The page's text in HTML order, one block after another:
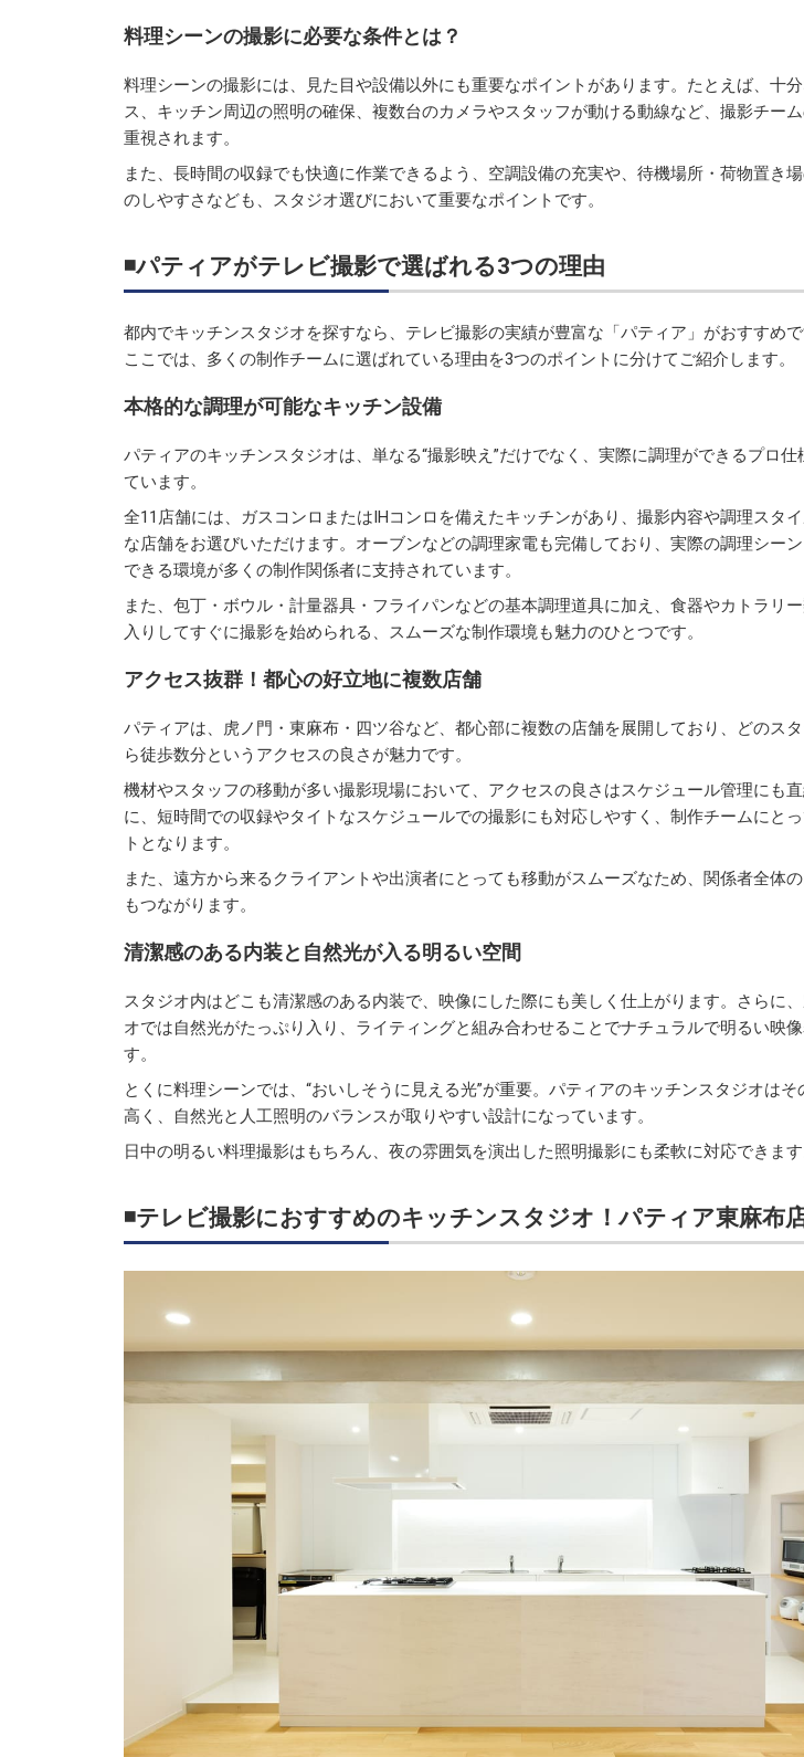
料理シーンの撮影に必要な条件とは？
料理シーンの撮影には、見た目や設備以外にも重要なポイントがあります。たとえば、十
ス、キッチン周辺の照明の確保、複数台のカメラやスタッフが動ける動線など、撮影チー
重視されます。
また、長時間の収録でも快適に作業できるよう、空調設備の充実や、待機場所・荷物置き
のしやすさなども、スタジオ選びにおいて重要なポイントです。
◾️パティアがテレビ撮影で選ばれる3つの理由
都内でキッチンスタジオを探すなら、テレビ撮影の実績が豊富な「パティア」がおすすめで
ここでは、多くの制作チームに選ばれている理由を3つのポイントに分けてご紹介します。
本格的な調理が可能なキッチン設備
パティアのキッチンスタジオは、単なる“撮影映え”だけでなく、実際に調理ができるプロ仕
ています。
全11店舗には、ガスコンロまたはIHコンロを備えたキッチンがあり、撮影内容や調理スタ
な店舗をお選びいただけます。オーブンなどの調理家電も完備しており、実際の調理シー
できる環境が多くの制作関係者に支持されています。
また、包丁・ボウル・計量器具・フライパンなどの基本調理道具に加え、食器やカトラリ
入りしてすぐに撮影を始められる、スムーズな制作環境も魅力のひとつです。
アクセス抜群！都心の好立地に複数店舗
パティアは、虎ノ門・東麻布・四ツ谷など、都心部に複数の店舗を展開しており、どのス
ら徒歩数分というアクセスの良さが魅力です。
機材やスタッフの移動が多い撮影現場において、アクセスの良さはスケジュール管理にも
に、短時間での収録やタイトなスケジュールでの撮影にも対応しやすく、制作チームにと
トとなります。
また、遠方から来るクライアントや出演者にとっても移動がスムーズなため、関係者全体
もつながります。
清潔感のある内装と自然光が入る明るい空間
スタジオ内はどこも清潔感のある内装で、映像にした際にも美しく仕上がります。さらに
オでは自然光がたっぷり入り、ライティングと組み合わせることでナチュラルで明るい映
す。
とくに料理シーンでは、“おいしそうに見える光”が重要。パティアのキッチンスタジオは
高く、自然光と人工照明のバランスが取りやすい設計になっています。
日中の明るい料理撮影はもちろん、夜の雰囲気を演出した照明撮影にも柔軟に対応できます
◾️テレビ撮影におすすめのキッチンスタジオ！パティア東麻布